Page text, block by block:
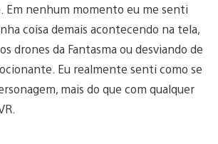
Em nenhum momento eu me senti
coisa demais acontecendo na tela,
drones da Fantasma ou desviando de
Eu realmente senti como se
mais do que com qualquer